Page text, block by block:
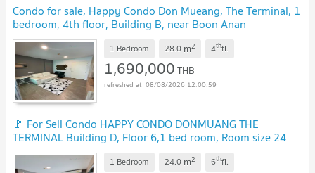
Condo for sale, Happy Condo Don Mueang, The Terminal, 1
bedroom, 4th floor, Building B, near Boon Anan
Market. UPDATE !
1 Bedroom 28.0 m2 4thfl.
1,690,000THB
08/08/2026 12:00:59
🚩 For Sell Condo HAPPY CONDO DONMUANG THE
TERMINAL Building D, Floor 6,1 bed room, Room size 24
sqm UPDATE !
1 Bedroom 24.0 m2 6thfl.